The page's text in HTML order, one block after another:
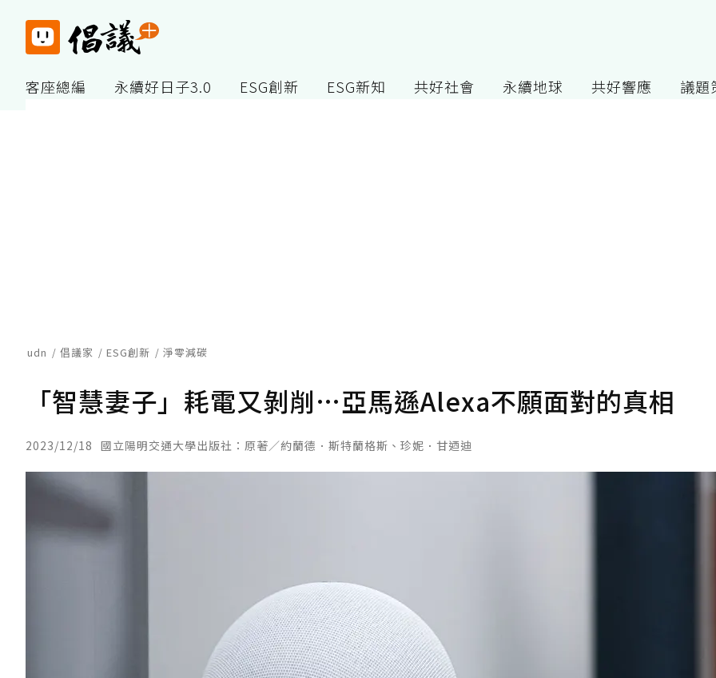
客座總編 永續好日子3.0 ESG創新 ESG新知 共好社會 永續地球 共好響應 議題
udn 倡議家 ESG創新 淨零減碳
「智慧妻子」耗電又剝削…亞馬遜Alexa不願面對的真相
2023/12/18 國立陽明交通大學出版社：原著／約蘭德．斯特蘭格斯、珍妮．甘迺迪